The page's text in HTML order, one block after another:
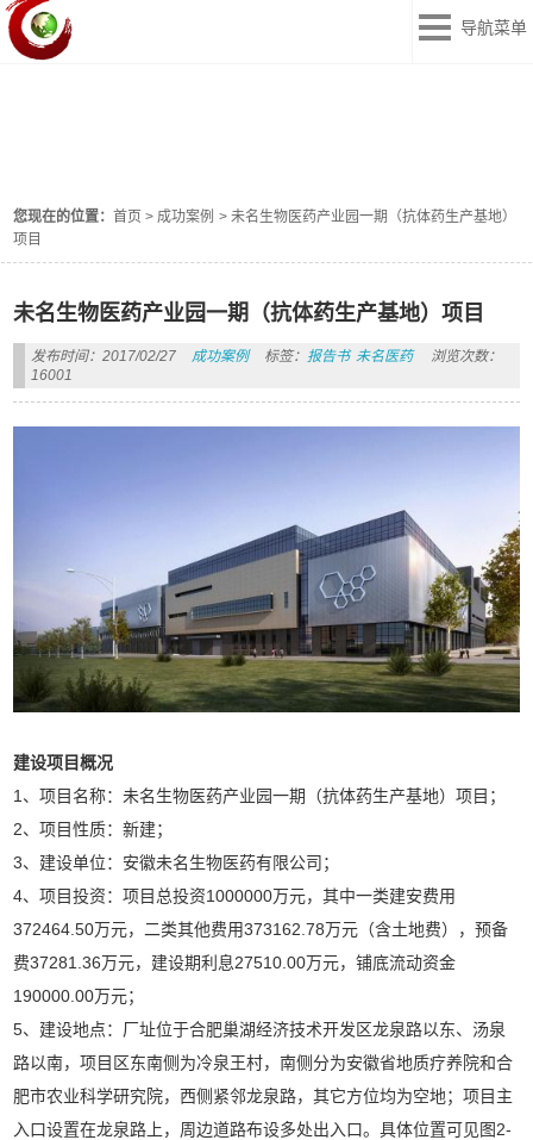
导航菜单
您现在的位置：首页 > 成功案例 >未名生物医药产业园一期（抗体药生产基地）
项目
未名生物医药产业园一期（抗体药生产基地）项目
发布时间：2017/02/27 成功案例 标签： 报告书 未名医药
浏览次数：
16001
建设项目概况
1、项目名称：未名生物医药产业园一期（抗体药生产基地）项目；
2、项目性质：新建；
3、建设单位：安徽未名生物医药有限公司；
4、项目投资：项目总投资1000000万元，其中一类建安费用
372464.50万元，二类其他费用373162.78万元（含土地费），预备
费37281.36万元，建设期利息27510.00万元，铺底流动资金
190000.00万元；
5、建设地点：厂址位于合肥巢湖经济技术开发区龙泉路以东、汤泉
路以南，项目区东南侧为冷泉王村，南侧分为安徽省地质疗养院和合
肥市农业科学研究院，西侧紧邻龙泉路，其它方位均为空地；项目主
入口设置在龙泉路上，周边道路布设多处出入口。具体位置可见图2-